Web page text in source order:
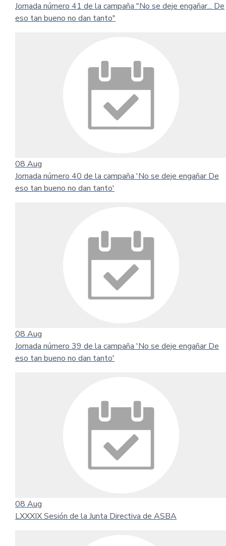
Jornada número 41 de la campaña "No se deje engañar... De
eso tan bueno no dan tanto"
08 Aug
Jornada número 40 de la campaña 'No se deje engañar De
eso tan bueno no dan tanto'
08 Aug
Jornada número 39 de la campaña 'No se deje engañar De
eso tan bueno no dan tanto'
08 Aug
LXXXIX Sesión de la Junta Directiva de ASBA